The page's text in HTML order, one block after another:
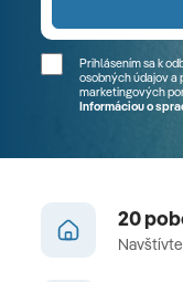
Prihlásením sa k
osobných údajov a
marketingových
Informáciou o
20